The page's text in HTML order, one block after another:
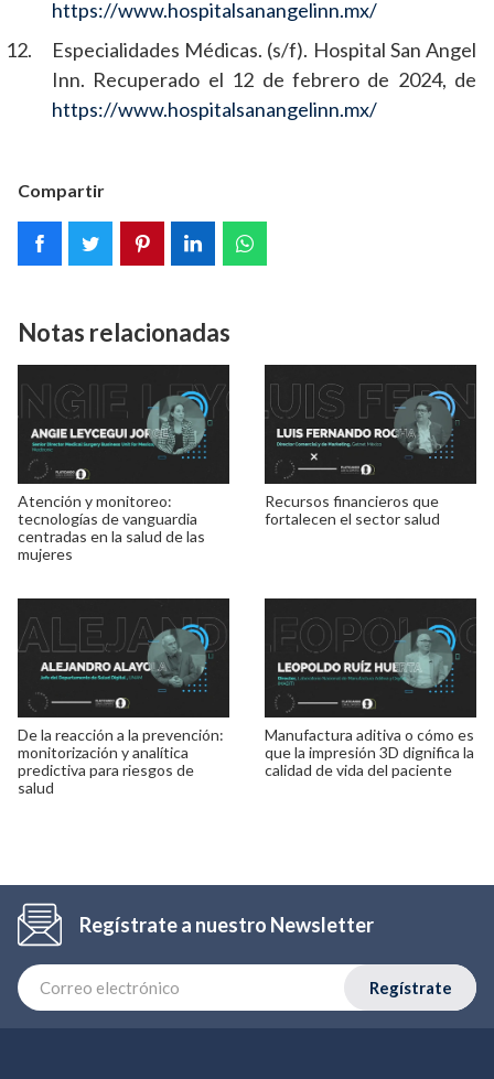
https://www.hospitalsanangelinn.mx/
Especialidades Médicas. (s/f). Hospital San Angel
Inn. Recuperado el 12 de febrero de 2024, de
https://www.hospitalsanangelinn.mx/
Compartir
Notas relacionadas
Atención y monitoreo:
tecnologías de vanguardia
centradas en la salud de las
mujeres
Recursos financieros que
fortalecen el sector salud
De la reacción a la prevención:
monitorización y analítica
predictiva para riesgos de
salud
Manufactura aditiva o cómo es
que la impresión 3D dignifica la
calidad de vida del paciente
Regístrate a nuestro Newsletter
Regístrate